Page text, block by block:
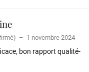
– 1 novembre 2024
bon rapport qualité-